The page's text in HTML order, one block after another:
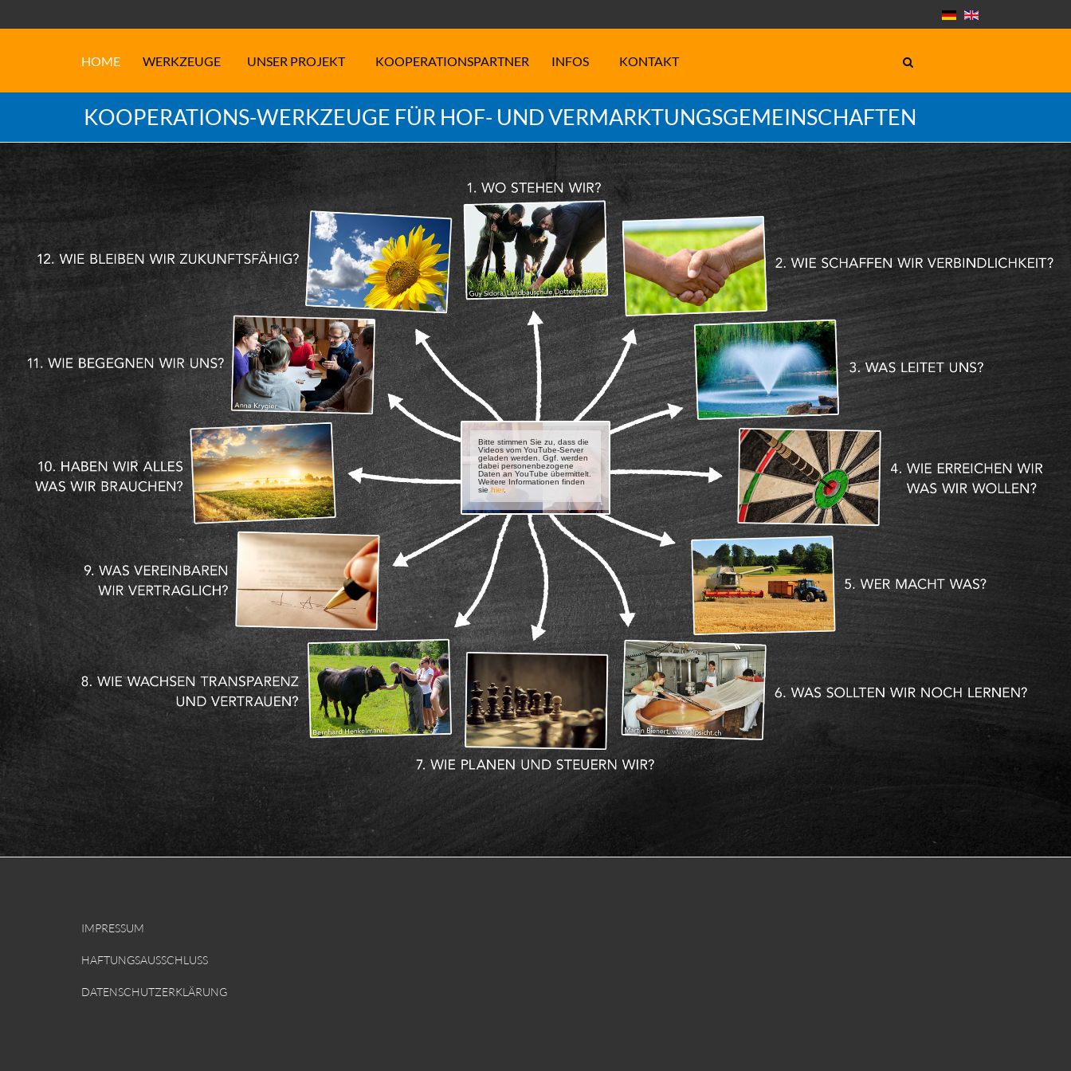
HOME WERKZEUGE UNSER PROJEKT KOOPERATIONSPARTNER INFOS KONTAKT
KOOPERATIONS-WERKZEUGE FÜR HOF- UND VERMARKTUNGSGEMEINSCHAFTEN
Bitte stimmen Sie zu, dass die
Videos vom YouTube-Server
geladen werden. Ggf. werden
dabei personen­bezogene
Daten an YouTube übermittelt.
Weitere Informationen finden
sie hier.
IMPRESSUM
HAFTUNGSAUSSCHLUSS
DATENSCHUTZERKLÄRUNG